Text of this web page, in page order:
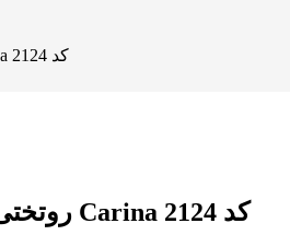
روتختی دو نفره شش تکه ساده گلدار کارینا Carina کد 2124
روتختی دو نفره شش تکه ساده گلدار کارینا Carina کد 2124